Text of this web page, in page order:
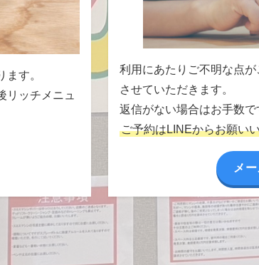
す。
リッチメニュ
利用にあたりご不明な点
させていただきます。
返信がない場合はお手数
ご予約はLINEからお願い
メ